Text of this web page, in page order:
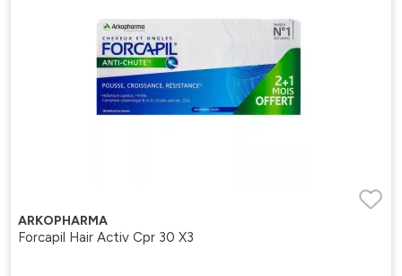
ARKOPHARMA
Forcapil Hair Activ Cpr 30 X3